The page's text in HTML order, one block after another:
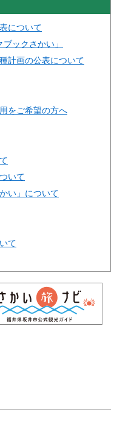
について
ックさかい」
計画の公表について
をご希望の方へ
いて
い」について
て